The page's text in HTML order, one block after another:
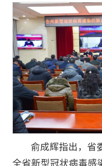
俞成辉指出，省
全省新型冠状病毒感